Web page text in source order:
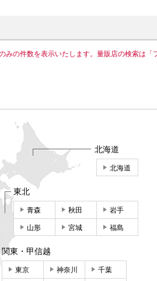
みの件数を表示いたします。量販店の検索は「
北海道
北海道
東北
青森 秋田 岩手
山形 宮城 福島
関東・甲信越
東京 神奈川 千葉